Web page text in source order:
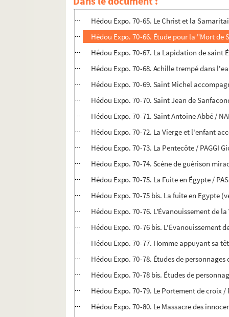
Hédou Expo. 70-64. Deux prophètes /
Hédou Expo. 70-65. Le Christ et la
Hédou Expo. 70-66. Étude pour la "Mort
Hédou Expo. 70-67. La Lapidation de saint
Hédou Expo. 70-68. Achille trempé dans
Hédou Expo. 70-69. Saint Michel
Hédou Expo. 70-70. Saint Jean de
Hédou Expo. 70-71. Saint Antoine Abbé /
Hédou Expo. 70-72. La Vierge et l'enfant
Hédou Expo. 70-73. La Pentecôte / PAGGI
Hédou Expo. 70-74. Scène de guérison
Hédou Expo. 70-75. La Fuite en Égypte /
Hédou Expo. 70-75 bis. La fuite en Egypte
Hédou Expo. 70-76. L'Évanouissement de
Hédou Expo. 70-76 bis. L'Évanouissement
Hédou Expo. 70-77. Homme appuyant sa
Hédou Expo. 70-78. Études de
Hédou Expo. 70-78 bis. Études de
Hédou Expo. 70-79. Le Portement de croix
Hédou Expo. 70-80. Le Massacre des